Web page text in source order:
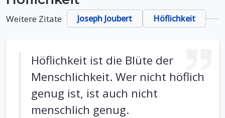
Weitere Zitate Joseph Joubert Höflichkeit
Höflichkeit ist die Blüte der
Menschlichkeit. Wer nicht höflich
genug ist, ist auch nicht
menschlich genug.